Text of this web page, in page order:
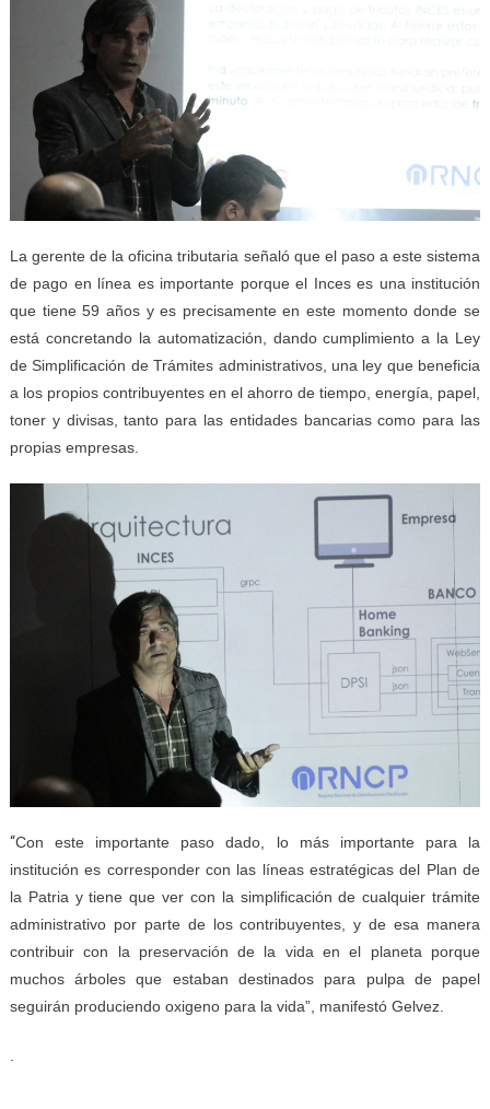
La gerente de la oficina tributaria señaló que el paso a este sistema
de pago en línea es importante porque el Inces es una institución
que tiene 59 años y es precisamente en este momento donde se
está concretando la automatización, dando cumplimiento a la Ley
de Simplificación de Trámites administrativos, una ley que beneficia
a los propios contribuyentes en el ahorro de tiempo, energía, papel,
toner y divisas, tanto para las entidades bancarias como para las
propias empresas.
“Con este importante paso dado, lo más importante para la
institución es corresponder con las líneas estratégicas del Plan de
la Patria y tiene que ver con la simplificación de cualquier trámite
administrativo por parte de los contribuyentes, y de esa manera
contribuir con la preservación de la vida en el planeta porque
muchos árboles que estaban destinados para pulpa de papel
seguirán produciendo oxigeno para la vida”, manifestó Gelvez.